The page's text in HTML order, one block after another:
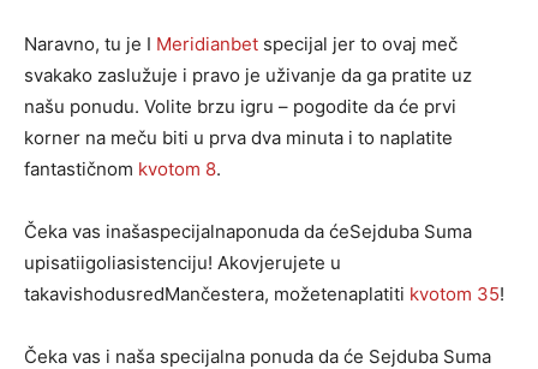
Naravno, tu je I Meridianbet specijal jer to ovaj meč
svakako zaslužuje i pravo je uživanje da ga pratite uz
našu ponudu. Volite brzu igru – pogodite da će prvi
korner na meču biti u prva dva minuta i to naplatite
fantastičnom kvotom 8.
Čeka vas inašaspecijalnaponuda da ćeSejduba Suma
upisatiigoliasistenciju! Akovjerujete u
takavishodusredMančestera, možetenaplatiti kvotom 35!
Čeka vas i naša specijalna ponuda da će Sejduba Suma